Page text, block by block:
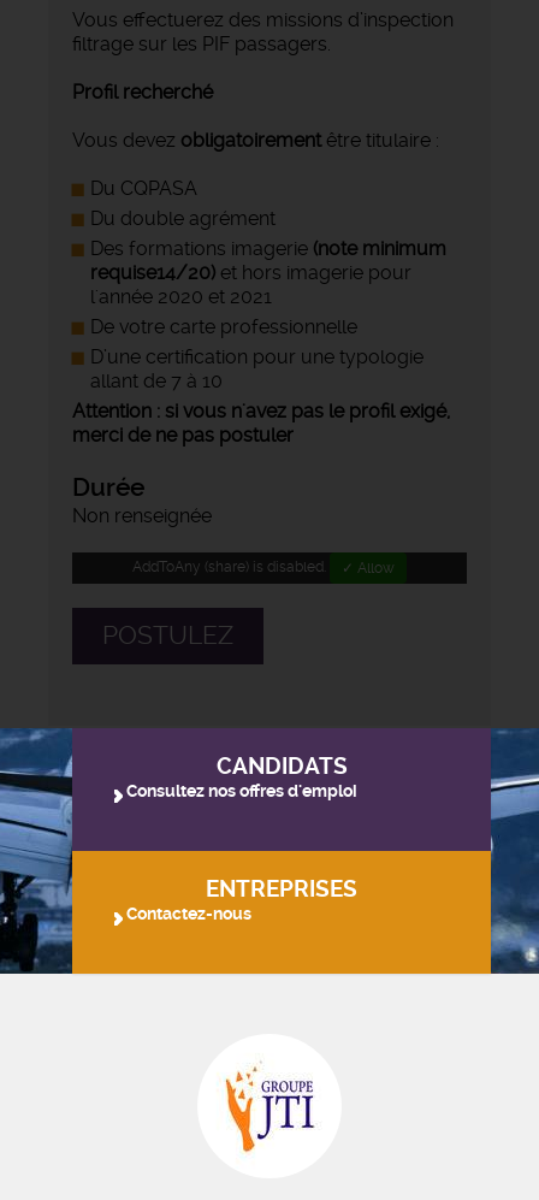
Vous effectuerez des missions d’inspection
filtrage sur les PIF passagers.
Profil recherché
Vous devez obligatoirementêtre titulaire :
Du CQPASA
Du double agrément
Des formations imagerie (note minimum
requise14/20) et hors imagerie pour
l'année 2020 et 2021
De votre carte professionnelle
D’une certification pour une typologie
allant de 7 à 10
Attention : si vous n'avez pas le profil exigé,
merci de ne pas postuler
Durée
Non renseignée
AddToAny (share) is disabled. ✓ Allow
POSTULEZ
CANDIDATS
Consultez nos offres d'emploi
ENTREPRISES
Contactez-nous